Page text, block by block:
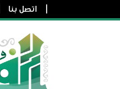
اتصل بنا